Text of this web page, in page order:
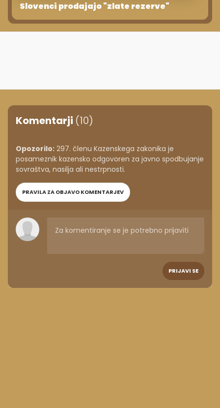
Slovenci prodajajo "zlate rezerve"
Komentarji (10)
Opozorilo: 297. členu Kazenskega zakonika je
posameznik kazensko odgovoren za javno spodbujanje
sovraštva, nasilja ali nestrpnosti.
PRAVILA ZA OBJAVO KOMENTARJEV
PRIJAVI SE